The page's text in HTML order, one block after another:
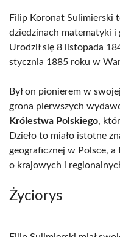
Filip Koronat Sulimierski
dziedzinach matematyki i
Urodził się 8 listopada
stycznia 1885 roku w
Był on pionierem w
grona pierwszych
Królestwa Polskiego,
Dzieło to miało istotne
geograficznej w Polsce,
o krajowych i
Życiorys